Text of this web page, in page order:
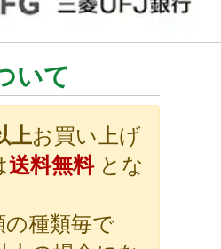
いて
上お買い上げ
送料無料とな
の種類毎で